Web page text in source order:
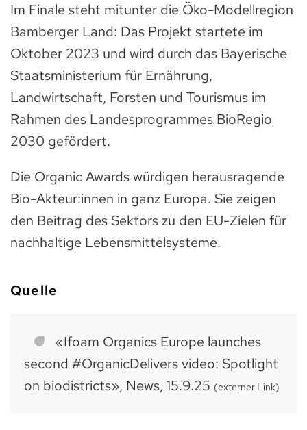
Im Finale steht mitunter die Öko-Modellregion
Bamberger Land: Das Projekt startete im
Oktober 2023 und wird durch das Bayerische
Staatsministerium für Ernährung,
Landwirtschaft, Forsten und Tourismus im
Rahmen des Landesprogrammes BioRegio
2030 gefördert.
Die Organic Awards würdigen herausragende
Bio-Akteur:innen in ganz Europa. Sie zeigen
den Beitrag des Sektors zu den EU-Zielen für
nachhaltige Lebensmittelsysteme.
Quelle
«Ifoam Organics Europe launches
second #OrganicDelivers video: Spotlight
on biodistricts», News, 15.9.25 (externer Link)